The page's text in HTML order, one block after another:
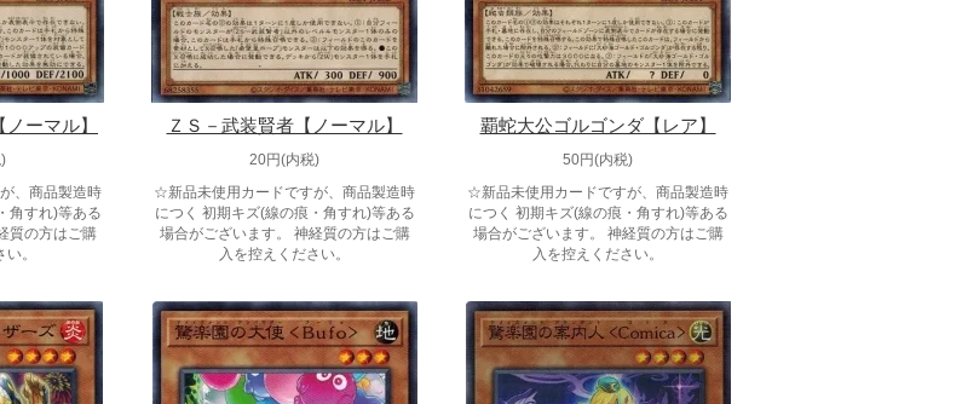
ーマル】
、商品製造時
角すれ)等ある
質の方はご購
。
ＺＳ－武装賢者【ノーマル】
20円(内税)
☆新品未使用カードですが、商品製造時
につく 初期キズ(線の痕・角すれ)等ある
場合がございます。 神経質の方はご購
入を控えください。
覇蛇大公ゴルゴンダ【レア】
50円(内税)
☆新品未使用カードですが、商品製造時
につく 初期キズ(線の痕・角すれ)等ある
場合がございます。 神経質の方はご購
入を控えください。